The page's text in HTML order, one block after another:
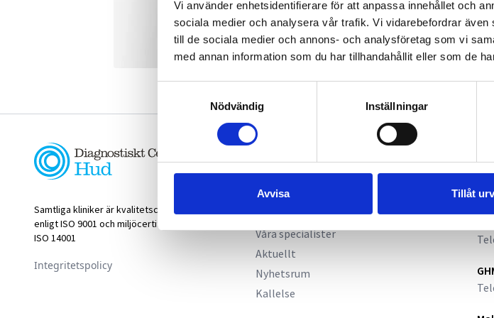
Vi använder enhetsidentifierare för att anpassa innehållet och
sociala medier och analysera vår trafik. Vi vidarebefordrar
till de sociala medier och annons- och analysföretag som vi
med annan information som du har tillhandahållit eller som de
Nödvändig
Inställningar
Avvisa Tillåt
Samtliga kliniker är kvalitetscertifierade
enligt ISO 9001 och miljöcertifierade enligt
ISO 14001
Integritetspolicy
Om oss
Våra kliniker
Vår expertis
Våra specialister
Aktuellt
Nyhetsrum
Kallelse